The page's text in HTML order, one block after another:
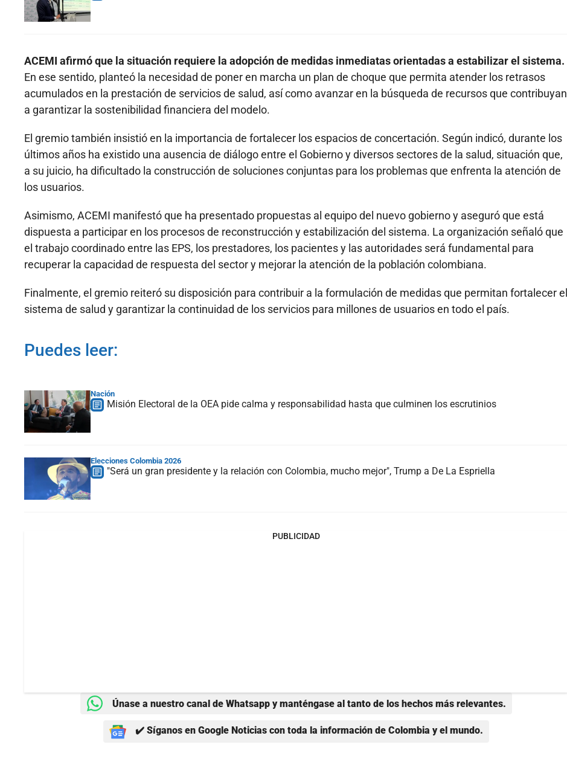
ACEMI afirmó que la situación requiere la adopción de medidas inmediatas orientadas a estabilizar el sistema.
En ese sentido, planteó la necesidad de poner en marcha un plan de choque que permita atender los retrasos
acumulados en la prestación de servicios de salud, así como avanzar en la búsqueda de recursos que contribuyan
a garantizar la sostenibilidad financiera del modelo.
El gremio también insistió en la importancia de fortalecer los espacios de concertación. Según indicó, durante los
últimos años ha existido una ausencia de diálogo entre el Gobierno y diversos sectores de la salud, situación que,
a su juicio, ha dificultado la construcción de soluciones conjuntas para los problemas que enfrenta la atención de
los usuarios.
Asimismo, ACEMI manifestó que ha presentado propuestas al equipo del nuevo gobierno y aseguró que está
dispuesta a participar en los procesos de reconstrucción y estabilización del sistema. La organización señaló que
el trabajo coordinado entre las EPS, los prestadores, los pacientes y las autoridades será fundamental para
recuperar la capacidad de respuesta del sector y mejorar la atención de la población colombiana.
Finalmente, el gremio reiteró su disposición para contribuir a la formulación de medidas que permitan fortalecer el
sistema de salud y garantizar la continuidad de los servicios para millones de usuarios en todo el país.
Puedes leer:
Nación
Misión Electoral de la OEA pide calma y responsabilidad hasta que culminen los escrutinios
Elecciones Colombia 2026
"Será un gran presidente y la relación con Colombia, mucho mejor", Trump a De La Espriella
PUBLICIDAD
Únase a nuestro canal de Whatsapp y manténgase al tanto de los hechos más relevantes.
✔️ Síganos en Google Noticias con toda la información de Colombia y el mundo.